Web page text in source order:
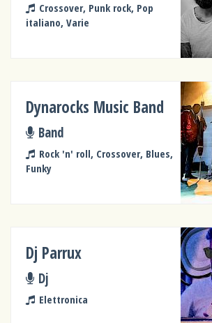
Crossover, Punk rock, Pop
italiano, Varie
Dynarocks Music Band
Band
Rock 'n' roll, Crossover, Blues,
Funky
Dj Parrux
Dj
Elettronica